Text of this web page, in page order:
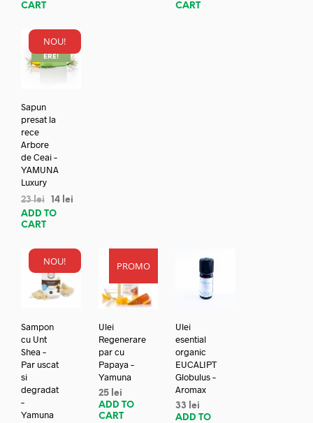
CART
CART
NOU!
REDUC
ERE!
Sapun
presat la
rece
Arbore
de Ceai –
YAMUNA
Luxury
23lei 14 lei
ADD TO
CART
NOU!
Sampon
cu Unt
Shea –
Par uscat
si
degradat
–
Yamuna
PROMO
Ulei
Regenerare
par cu
Papaya –
Yamuna
25 lei
ADD TO
CART
Ulei
esential
organic
EUCALIPT
Globulus –
Aromax
33
lei
ADD TO